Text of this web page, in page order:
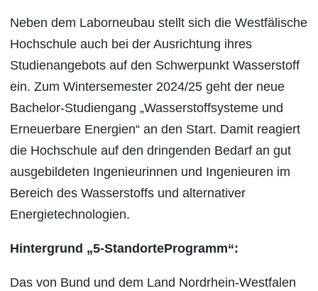
Neben dem Laborneubau stellt sich die Westfälische
Hochschule auch bei der Ausrichtung ihres
Studienangebots auf den Schwerpunkt Wasserstoff
ein. Zum Wintersemester 2024/25 geht der neue
Bachelor-Studiengang „Wasserstoffsysteme und
Erneuerbare Energien“ an den Start. Damit reagiert
die Hochschule auf den dringenden Bedarf an gut
ausgebildeten Ingenieurinnen und Ingenieuren im
Bereich des Wasserstoffs und alternativer
Energietechnologien.
Hintergrund „5-StandorteProgramm“:
Das von Bund und dem Land Nordrhein-Westfalen